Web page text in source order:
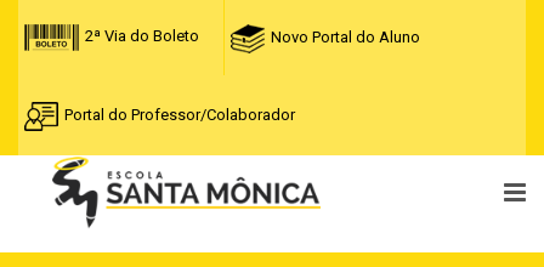
2ª Via do Boleto Novo Portal do Aluno
Portal do Professor/Colaborador